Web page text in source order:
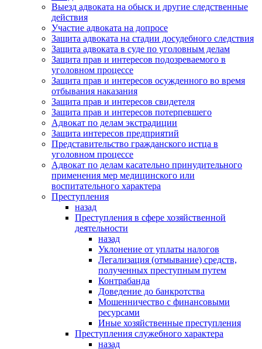
Выезд адвоката на обыск и другие следственные
действия
Участие адвоката на допросе
Защита адвоката на стадии досудебного следствия
Защита адвоката в суде по уголовным делам
Защита прав и интересов подозреваемого в
уголовном процессе
Защита прав и интересов осужденного во время
отбывания наказания
Защита прав и интересов свидетеля
Защита прав и интересов потерпевшего
Адвокат по делам экстрадиции
Защита интересов предприятий
Представительство гражданского истца в
уголовном процессе
Адвокат по делам касательно принудительного
применения мер медицинского или
воспитательного характера
Преступления
назад
Преступления в сфере хозяйственной
деятельности
назад
Уклонение от уплаты налогов
Легализация (отмывание) средств,
полученных преступным путем
Контрабанда
Доведение до банкротства
Мошенничество с финансовыми
ресурсами
Иные хозяйственные преступления
Преступления служебного характера
назад